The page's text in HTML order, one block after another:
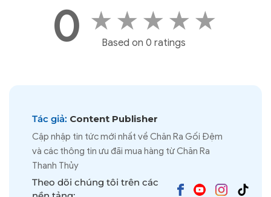
0 ★ ★ ★ ★ ★
Based on 0 ratings
Tác giả: Content Publisher
Cập nhập tin tức mới nhất về Chăn Ra Gối Đệm
và các thông tin ưu đãi mua hàng từ Chăn Ra
Thanh Thủy
Theo dõi chúng tôi trên các